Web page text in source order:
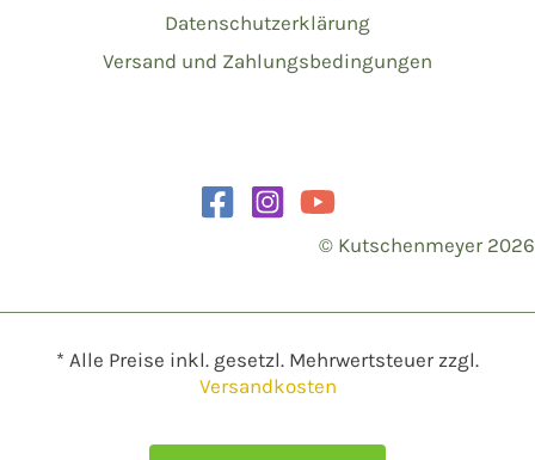
Datenschutzerklärung
Versand und Zahlungsbedingungen
© Kutschenmeyer 2026
* Alle Preise inkl. gesetzl. Mehrwertsteuer zzgl.
Versandkosten